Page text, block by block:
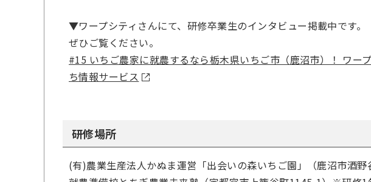
▼ワープシティさんにて、研修卒業生のインタビュー掲載中です。
ぜひご覧ください。
#15 いちご農家に就農するなら栃木県いちご市（鹿沼市）！ ワー
ち情報サービス
研修場所
(有)農業生産法人かぬま運営「出会いの森いちご園」（鹿沼市酒野